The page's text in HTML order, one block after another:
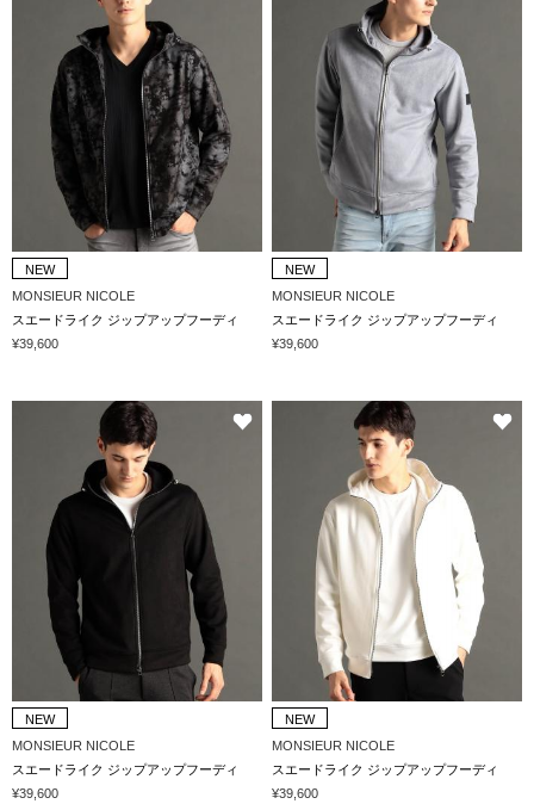
NEW
MONSIEUR NICOLE
スエードライク ジップアップフーディ
¥39,600
NEW
MONSIEUR NICOLE
スエードライク ジップアップフーディ
¥39,600
NEW
MONSIEUR NICOLE
スエードライク ジップアップフーディ
¥39,600
NEW
MONSIEUR NICOLE
スエードライク ジップアップフーディ
¥39,600